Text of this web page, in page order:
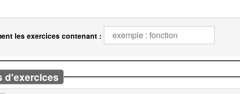
les exercices contenant :
d'exercices